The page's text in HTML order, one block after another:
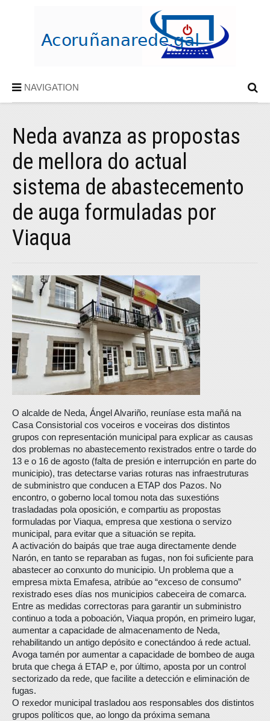
NAVIGATION
Neda avanza as propostas
de mellora do actual
sistema de abastecemento
de auga formuladas por
Viaqua
O alcalde de Neda, Ángel Alvariño, reuníase esta mañá na
Casa Consistorial cos voceiros e voceiras dos distintos
grupos con representación municipal para explicar as causas
dos problemas no abastecemento rexistrados entre o tarde do
13 e o 16 de agosto (falta de presión e interrupción en parte do
municipio), tras detectarse varias roturas nas infraestruturas
de subministro que conducen a ETAP dos Pazos. No
encontro, o goberno local tomou nota das suxestións
trasladadas pola oposición, e compartiu as propostas
formuladas por Viaqua, empresa que xestiona o servizo
municipal, para evitar que a situación se repita.
A activación do baipás que trae auga directamente dende
Narón, en tanto se reparaban as fugas, non foi suficiente para
abastecer ao conxunto do municipio. Un problema que a
empresa mixta Emafesa, atribúe ao “exceso de consumo”
rexistrado eses días nos municipios cabeceira de comarca.
Entre as medidas correctoras para garantir un subministro
continuo a toda a poboación, Viaqua propón, en primeiro lugar,
aumentar a capacidade de almacenamento de Neda,
rehabilitando un antigo depósito e conectándoo á rede actual.
Avoga tamén por aumentar a capacidade de bombeo de auga
bruta que chega á ETAP e, por último, aposta por un control
sectorizado da rede, que facilite a detección e eliminación de
fugas.
O rexedor municipal trasladou aos responsables dos distintos
grupos políticos que, ao longo da próxima semana